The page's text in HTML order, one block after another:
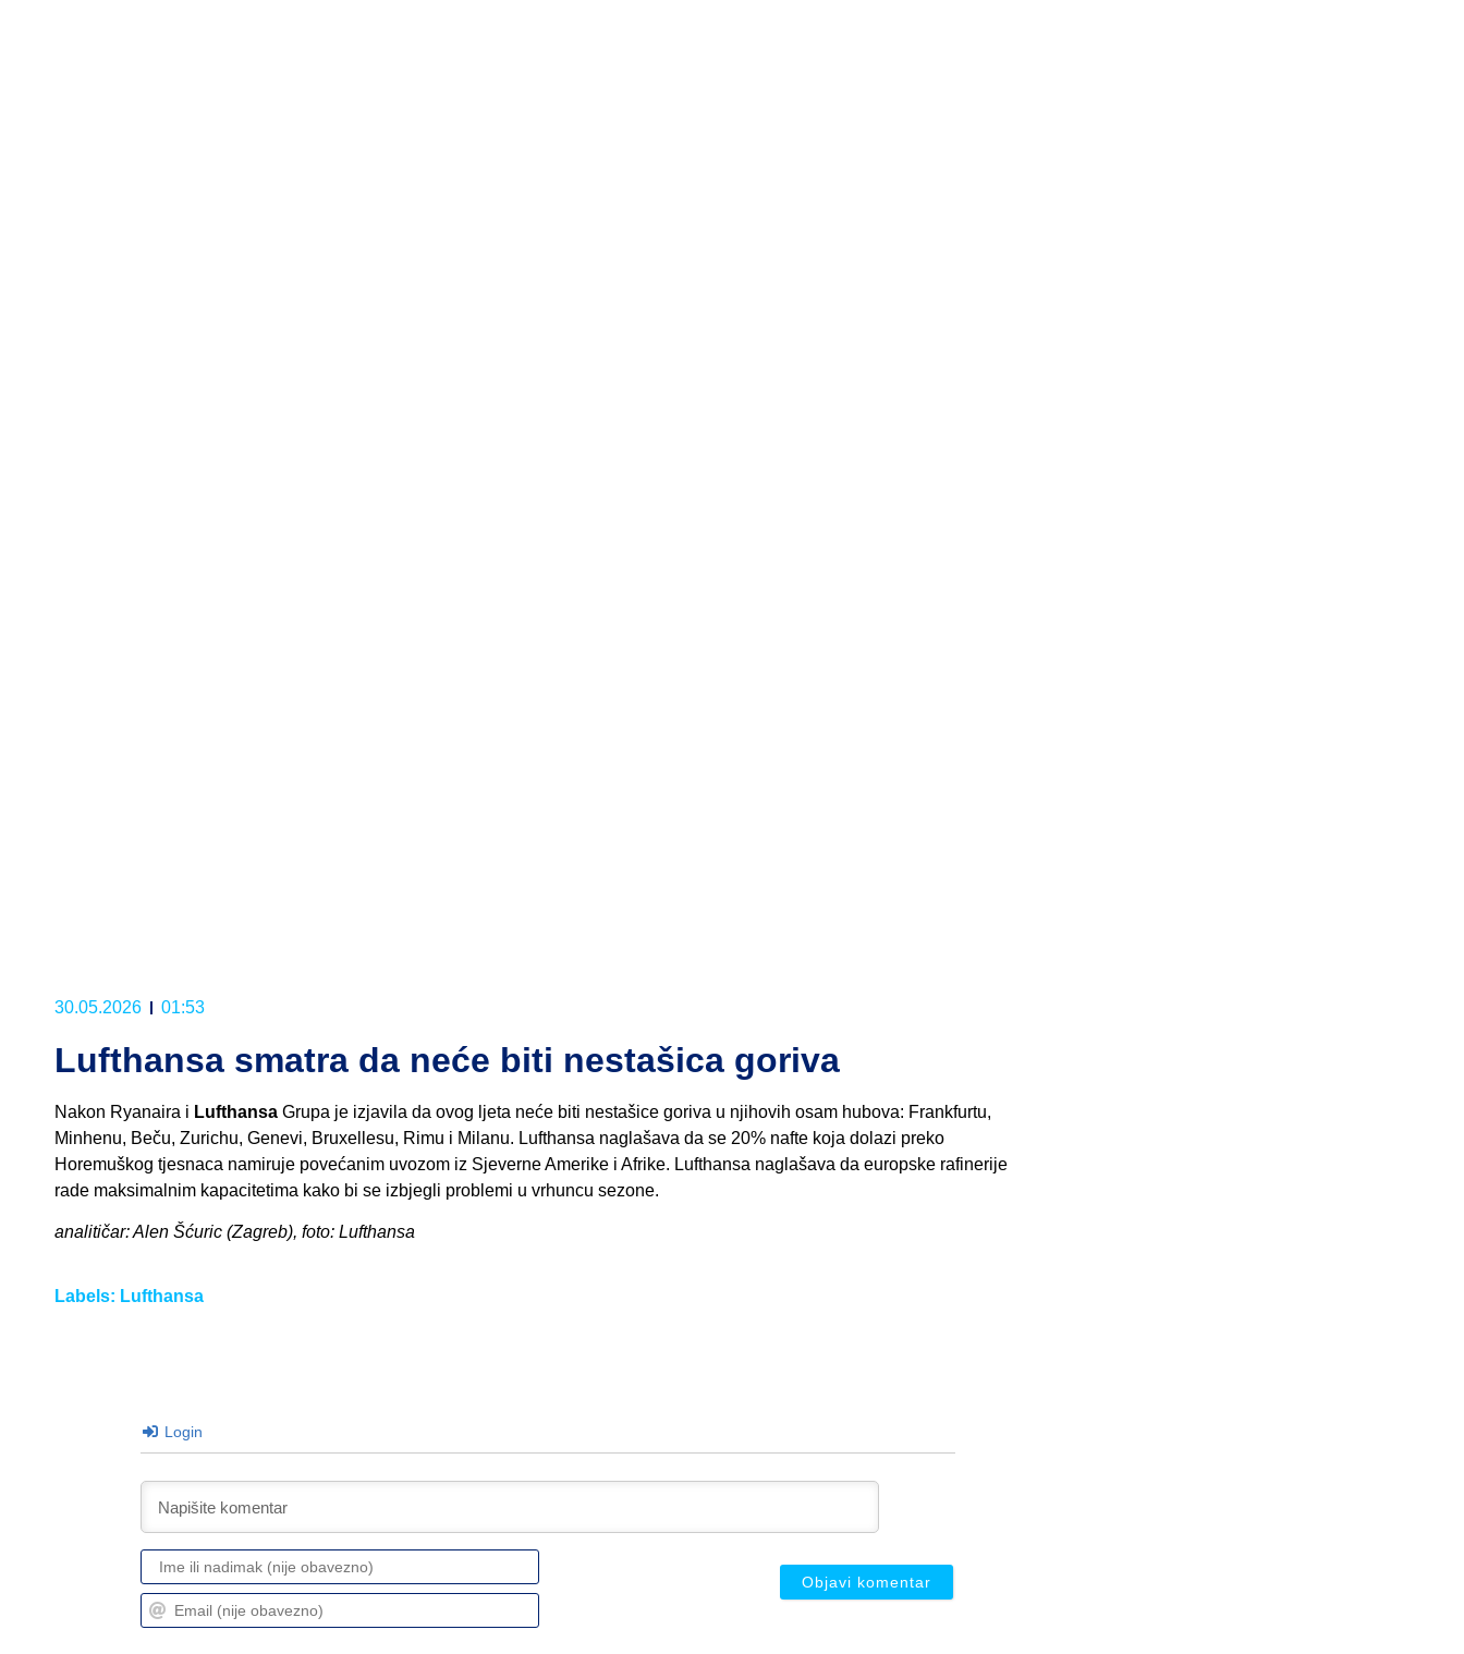
30.05.2026 01:53
Lufthansa smatra da neće biti nestašica goriva
Nakon Ryanaira i Lufthansa Grupa je izjavila da ovog ljeta neće biti nestašice goriva u njihovih osam hubova: Frankfurtu,
Minhenu, Beču, Zurichu, Genevi, Bruxellesu, Rimu i Milanu. Lufthansa naglašava da se 20% nafte koja dolazi preko
Horemuškog tjesnaca namiruje povećanim uvozom iz Sjeverne Amerike i Afrike. Lufthansa naglašava da europske rafinerije
rade maksimalnim kapacitetima kako bi se izbjegli problemi u vrhuncu sezone.
analitičar: Alen Šćuric (Zagreb), foto: Lufthansa
Labels: Lufthansa
Login
Ime
ili
nadimak
Email
(nije